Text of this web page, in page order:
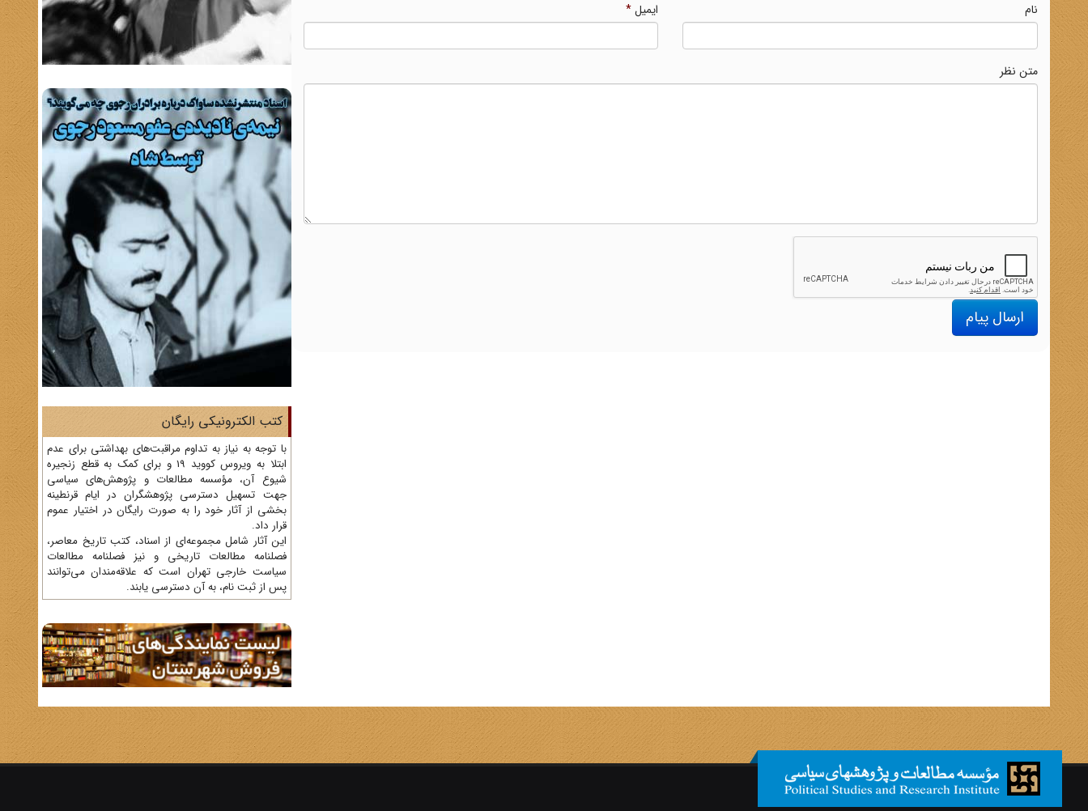
نام ایمیل*
متن نظر
ارسال پیام
کتب الکترونیکی رایگان
با توجه به نیاز به تداوم مراقبت‌های بهداشتی برای عدم
ابتلا به ویروس کووید 19 و برای کمک به قطع زنجیره
شیوع آن، مؤسسه مطالعات و پژوهش‌های سیاسی
جهت تسهیل دسترسی پژوهشگران در ایام قرنطینه
بخشی از آثار خود را به صورت رایگان در اختیار عموم
قرار داد.
این آثار شامل مجموعه‌ای از اسناد، کتب تاریخ معاصر،
فصلنامه‌ مطالعات تاریخی و نیز فصلنامه مطالعات
سیاست خارجی تهران است که علاقه‌مندان می‌توانند
پس از ثبت نام، به آن دسترسی یابند.